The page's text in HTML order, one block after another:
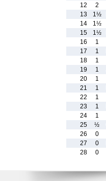
12
2
13
1½
14
1½
15
1½
16
1
17
1
18
1
19
1
20
1
21
1
22
1
23
1
24
1
25
½
26
0
27
0
28
0